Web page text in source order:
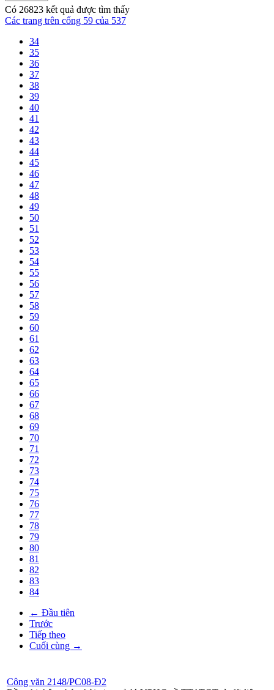
Có 26823 kết quả được tìm thấy
Các trang trên cổng 59 của 537
34
35
36
37
38
39
40
41
42
43
44
45
46
47
48
49
50
51
52
53
54
55
56
57
58
59
60
61
62
63
64
65
66
67
68
69
70
71
72
73
74
75
76
77
78
79
80
81
82
83
84
← Đầu tiên
Trước
Tiếp theo
Cuối cùng →
Công văn 2148/PC08-Đ2